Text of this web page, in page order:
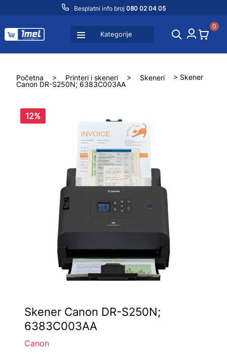
Besplatni info broj 080 02 04 05
Kategorije
0
Početna > Printeri i skeneri > Skeneri
> Skener
Canon DR-S250N; 6383C003AA
12%
Skener Canon DR-S250N;
6383C003AA
Canon